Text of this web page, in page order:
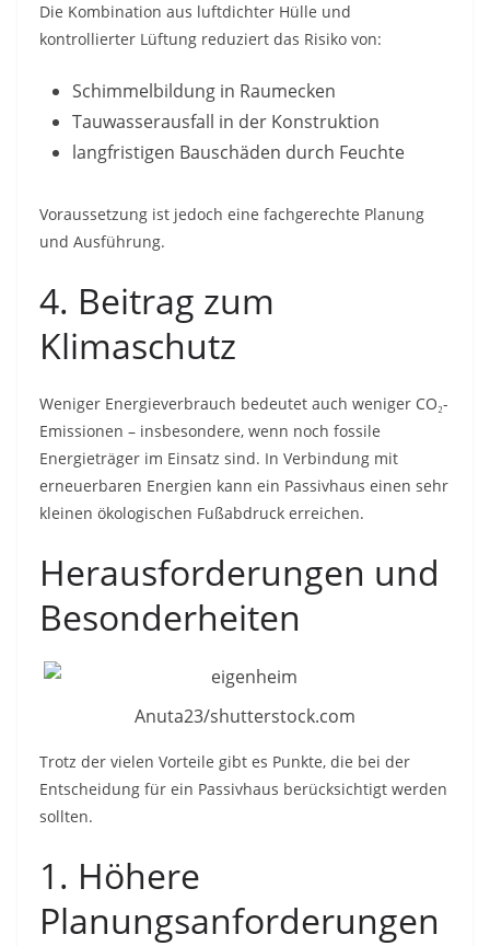
Die Kombination aus luftdichter Hülle und
kontrollierter Lüftung reduziert das Risiko von:
Schimmelbildung in Raumecken
Tauwasserausfall in der Konstruktion
langfristigen Bauschäden durch Feuchte
Voraussetzung ist jedoch eine fachgerechte Planung
und Ausführung.
4. Beitrag zum
Klimaschutz
Weniger Energieverbrauch bedeutet auch weniger CO₂-
Emissionen – insbesondere, wenn noch fossile
Energieträger im Einsatz sind. In Verbindung mit
erneuerbaren Energien kann ein Passivhaus einen sehr
kleinen ökologischen Fußabdruck erreichen.
Herausforderungen und
Besonderheiten
Anuta23/shutterstock.com
Trotz der vielen Vorteile gibt es Punkte, die bei der
Entscheidung für ein Passivhaus berücksichtigt werden
sollten.
1. Höhere
Planungsanforderungen